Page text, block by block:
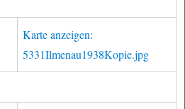
Karte anzeigen:
5331Ilmenau1938Kopie.jpg